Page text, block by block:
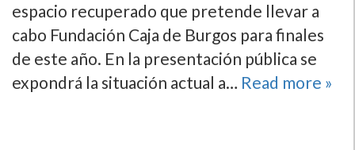
espacio recuperado que pretende llevar a
cabo Fundación Caja de Burgos para finales
de este año. En la presentación pública se
expondrá la situación actual a… Read more »